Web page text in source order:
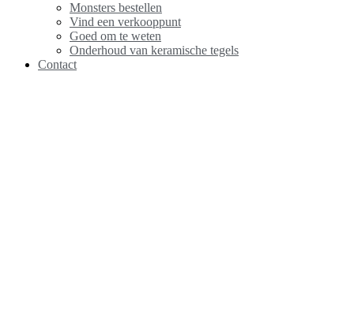
Monsters bestellen
Vind een verkooppunt
Goed om te weten
Onderhoud van keramische tegels
Contact